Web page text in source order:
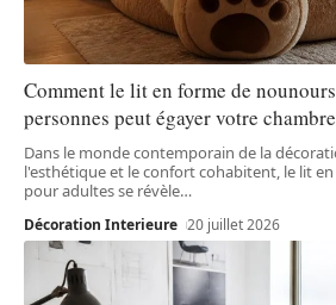
Comment le lit en forme de
personnes peut égayer votre
Dans le monde contemporain de la
l'esthétique et le confort cohabitent, le lit
pour adultes se révèle…
Décoration Interieure 20 juillet 2026